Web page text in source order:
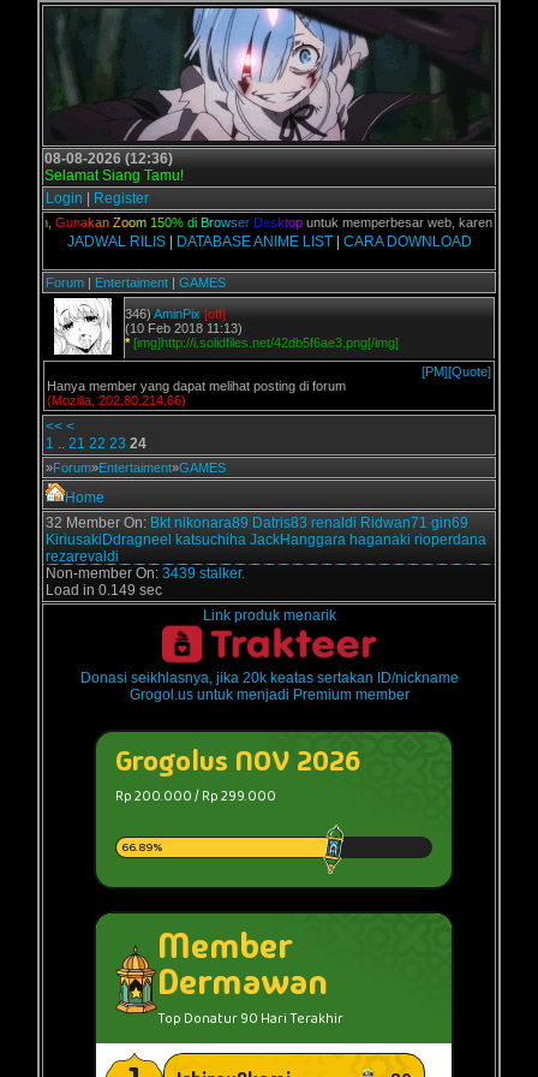
08-08-2026 (12:36)
Selamat Siang Tamu!
Login
Register
kalian, Gunakan Zoom 1 50% di Browser Desktopuntuk memperbesar web, karena
JADWAL RILIS| DATABASE ANIME LIST| CARA DOWNLOAD
Forum | Entertaiment | GAMES
346) AminPix [off]
(10 Feb 2018 11:13)
* [img]http://i.solidfiles.net/42db5f6ae3.png[/img]
[PM][Quote]
Hanya member yang dapat melihat posting di forum
(Mozilla, 202.80.214.66)
<< <
1 .. 21 22 23 24
»Forum»Entertaiment»GAMES
Home
32 Member On: Bkt nikonara89 Datris83 renaldi Ridwan71 gin69
KiriusakiDdragneel
katsuchiha JackHanggara haganaki rioperdana
rezarevaldi
Non-member On: 3439 stalker.
Load in 0.149 sec
Link produk menarik
Donasi seikhlasnya, jika 20k keatas sertakan ID/nickname
Grogol.us untuk menjadi Premium member